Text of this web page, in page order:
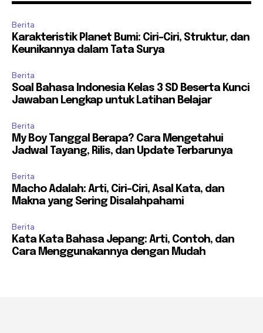
Berita
Karakteristik Planet Bumi: Ciri-Ciri, Struktur, dan
Keunikannya dalam Tata Surya
Berita
Soal Bahasa Indonesia Kelas 3 SD Beserta Kunci
Jawaban Lengkap untuk Latihan Belajar
Berita
My Boy Tanggal Berapa? Cara Mengetahui
Jadwal Tayang, Rilis, dan Update Terbarunya
Berita
Macho Adalah: Arti, Ciri-Ciri, Asal Kata, dan
Makna yang Sering Disalahpahami
Berita
Kata Kata Bahasa Jepang: Arti, Contoh, dan
Cara Menggunakannya dengan Mudah